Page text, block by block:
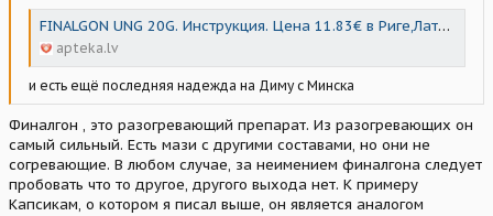
FINALGON UNG 20G. Инструкция. Цена 11.83€ в Риге,Латвии
apteka.lv
и есть ещё последняя надежда на Диму с Минска
Финалгон , это разогревающий препарат. Из разогревающих он
самый сильный. Есть мази с другими составами, но они не
согревающие. В любом случае, за неимением финалгона следует
пробовать что то другое, другого выхода нет. К примеру
Капсикам, о котором я писал выше, он является аналогом